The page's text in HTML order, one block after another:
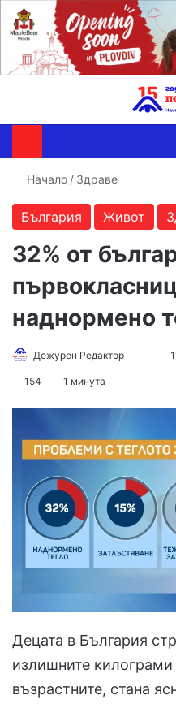
Начало / Здраве
България Живот
32% от
наднормено
Дежурен Редактор
Send
154 1 минута
Децата в България
излишните килограми
възрастните, стана